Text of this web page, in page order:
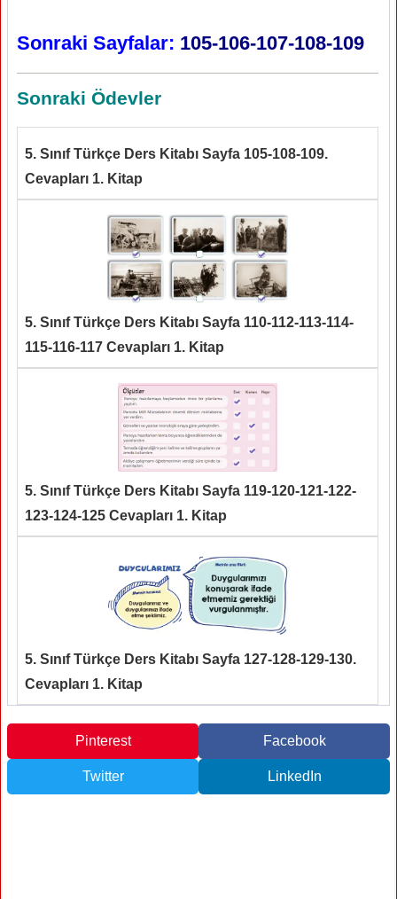
Sonraki Sayfalar: 105-106-107-108-109
Sonraki Ödevler
5. Sınıf Türkçe Ders Kitabı Sayfa 105-108-109.
Cevapları 1. Kitap
5. Sınıf Türkçe Ders Kitabı Sayfa 110-112-113-114-
115-116-117 Cevapları 1. Kitap
5. Sınıf Türkçe Ders Kitabı Sayfa 119-120-121-122-
123-124-125 Cevapları 1. Kitap
5. Sınıf Türkçe Ders Kitabı Sayfa 127-128-129-130.
Cevapları 1. Kitap
Pinterest Facebook
Twitter LinkedIn